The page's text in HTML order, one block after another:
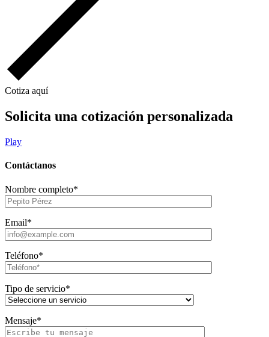
Cotiza aquí
Solicita una cotización personalizada
Play
Contáctanos
Nombre completo*
Email*
Teléfono*
Tipo de servicio*
Mensaje*